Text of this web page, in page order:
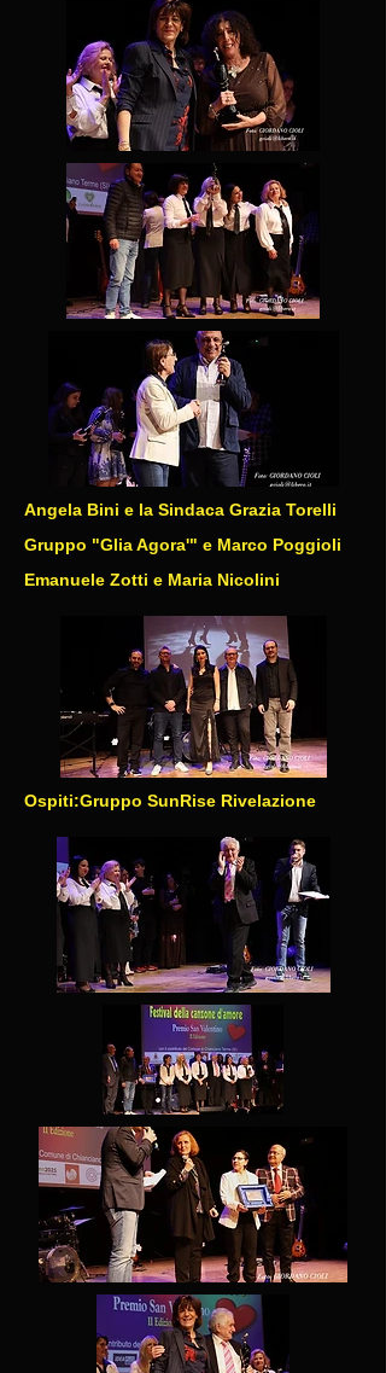
Angela Bini e la Sindaca Grazia Torelli
Gruppo "Glia Agora'" e Marco Poggioli
Emanuele Zotti e Maria Nicolini
Ospiti:Gruppo SunRise Rivelazione